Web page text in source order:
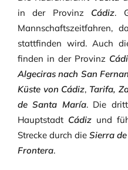
in der Provinz Cádiz.
Mannschaftszeitfahren,
stattfinden wird. Auch
finden in der Provinz
Algeciras nach San
Küste von Cádiz, Tarifa,
de Santa María. Die
Hauptstadt Cádiz und
Strecke durch dieSierra
Frontera.